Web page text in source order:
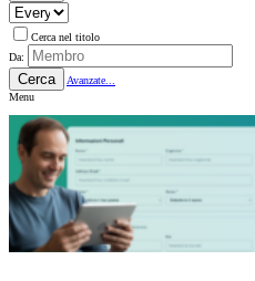
Cerca nel titolo
Da:
Cerca
Avanzate...
Menu